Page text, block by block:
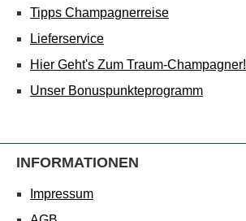
Tipps Champagnerreise
Lieferservice
Hier Geht's Zum Traum-Champagner!
Unser Bonuspunkteprogramm
INFORMATIONEN
Impressum